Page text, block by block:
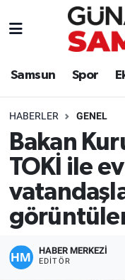
Samsun Spor
HABERLER GENEL
Bakan
TOKİ ile
HABER MERKEZİ
EDITÖR
Samsun
Politika
Turizm
Nöbetçi
Süper Lig
Tüm Manşetler